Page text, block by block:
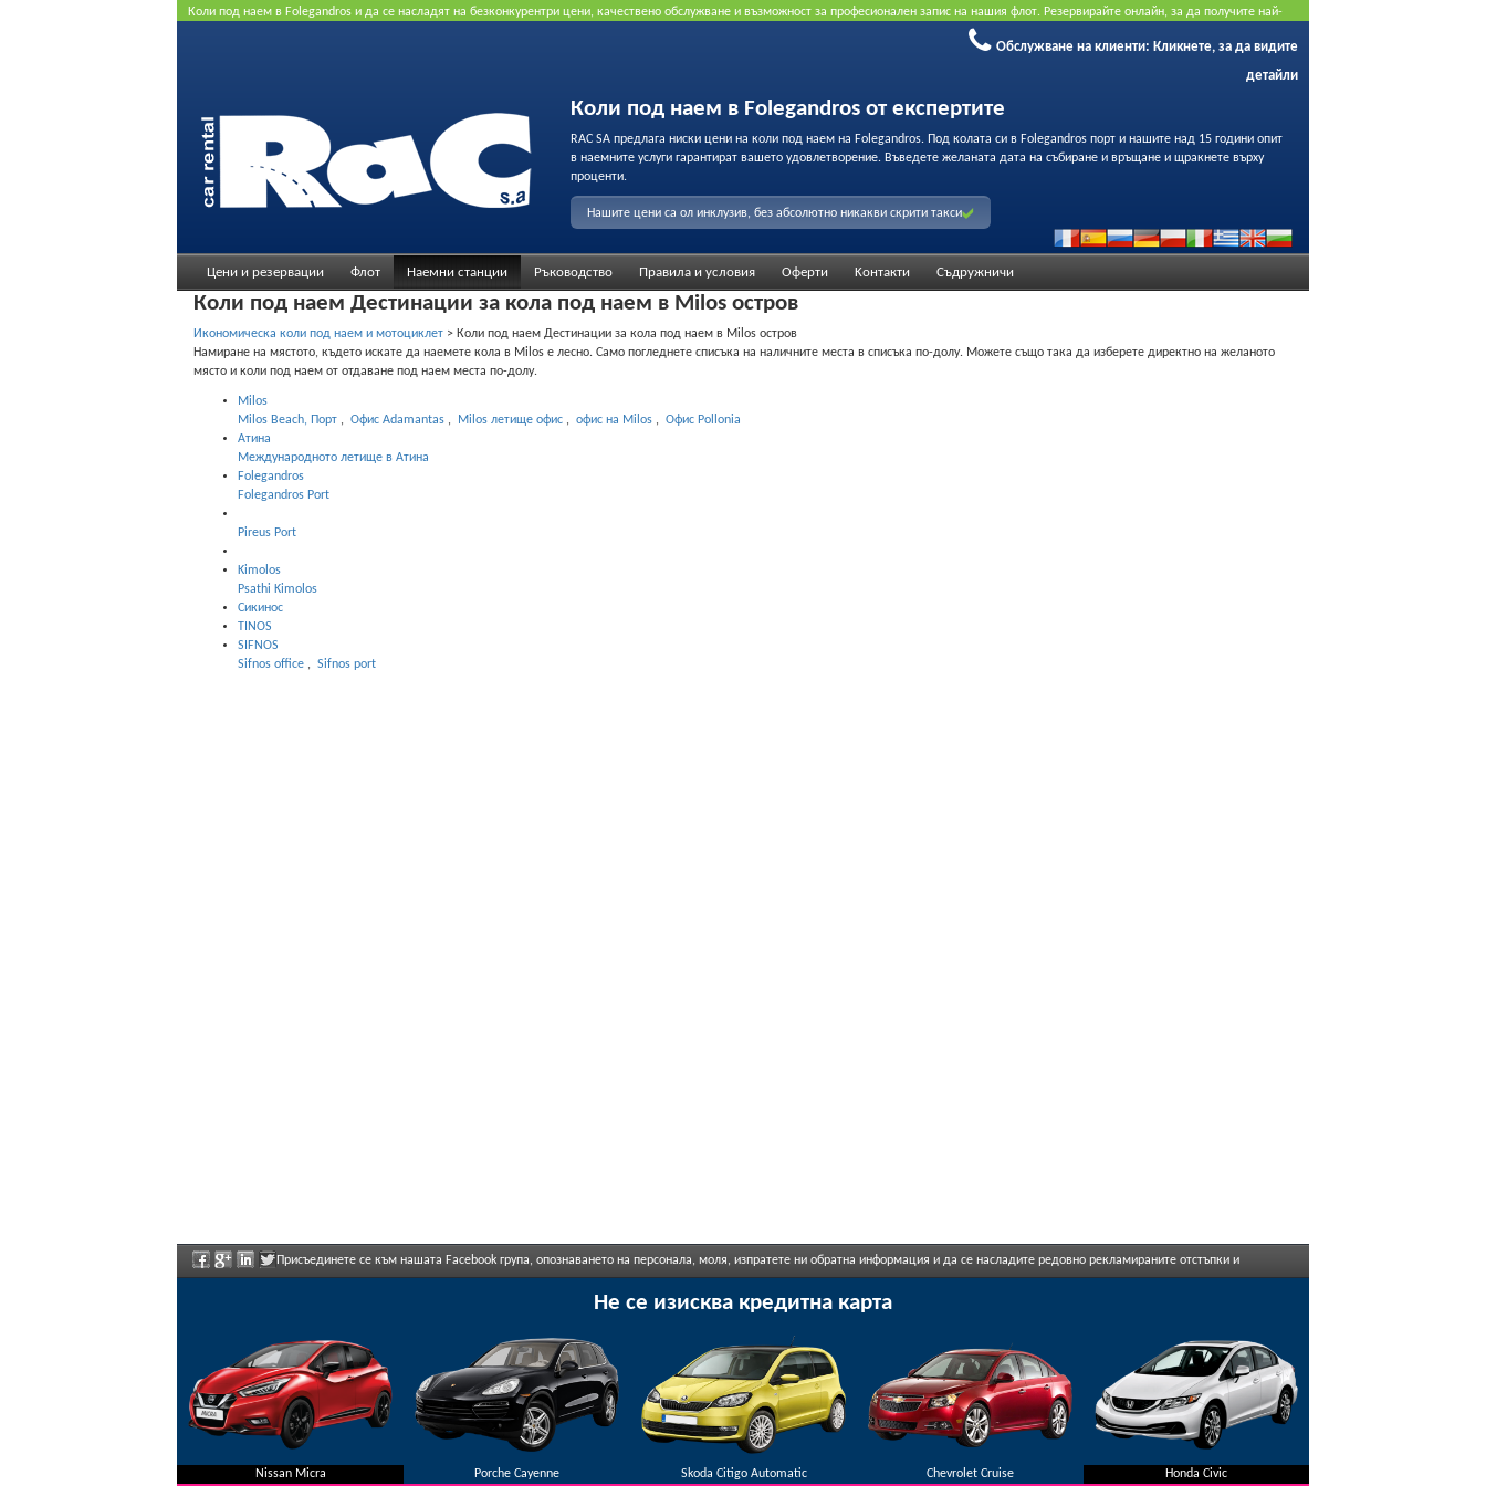
Коли под наем в Folegandros и да се насладят на безконкурентри цени, качествено обслужване и възможност за професионален запис на нашия флот. Резервирайте онлайн, за да получите най-
Обслужване на клиенти: Кликнете, за да видите
детайли
Коли под наем в Folegandros от експертите
RAC SA предлага ниски цени на коли под наем на Folegandros. Под колата си в Folegandros порт и нашите над 15 години опит
в наемните услуги гарантират вашето удовлетворение. Въведете желаната дата на събиране и връщане и щракнете върху
проценти.
Нашите цени са ол инклузив, без абсолютно никакви скрити такси
Цени и резервации Флот Наемни станции Ръководство Правила и условия Оферти Κонтакти Съдружничи
Коли под наем Дестинации за кола под наем в Milos остров
Икономическа коли под наем и мотоциклет > Коли под наем Дестинации за кола под наем в Milos остров
Намиране на мястото, където искате да наемете кола в Milos е лесно. Само погледнете списъка на наличните места в списъка по-долу. Можете също така да изберете директно на желаното
място и коли под наем от отдаване под наем места по-долу.
Milos
Milos Beach, Порт , Офис Adamantas , Milos летище офис , офис на Milos , Офис Pollonia
Атина
Международното летище в Атина
Folegandros
Folegandros Port
Pireus Port
Kimolos
Psathi Kimolos
Сикинос
TINOS
SIFNOS
Sifnos office , Sifnos port
Присъединете се към нашата Facebook група, опознаването на персонала, моля, изпратете ни обратна информация и да се насладите редовно рекламираните отстъпки и
Не се изисква кредитна карта
Nissan Micra Porche Cayenne Skoda Citigo Automatic Chevrolet Cruise Honda Civic